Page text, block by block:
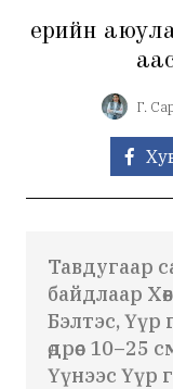
Үерийн
Г.
Тавдугаар
байдлаар
Бэлтэс, Үүр
өдрөөс
Үүнээс Үүр